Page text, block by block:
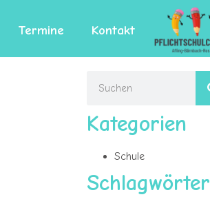
Termine Kontakt
Kategorien
Schule
Schlagwörter